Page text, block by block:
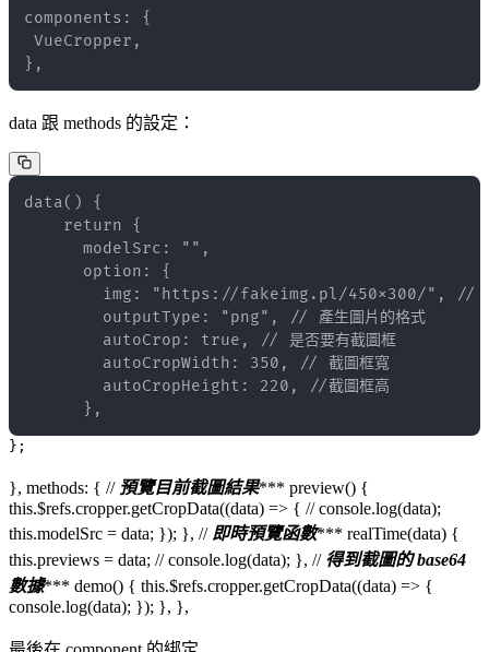
},
data 跟 methods 的設定：
      },
};
}, methods: { // 預覽目前截圖結果*** preview() {
this.$refs.cropper.getCropData((data) => { // console.log(data);
this.modelSrc = data; }); }, // 即時預覽函數*** realTime(data) {
this.previews = data; // console.log(data); }, // 得到截圖的 base64
數據*** demo() { this.$refs.cropper.getCropData((data) => {
console.log(data); }); }, },